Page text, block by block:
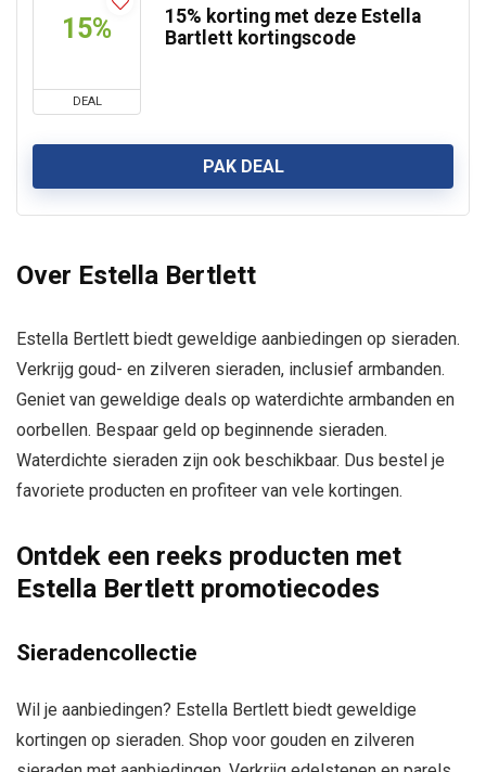
15%
DEAL
15% korting met deze Estella
Bartlett kortingscode
PAK DEAL
Over Estella Bertlett
Estella Bertlett biedt geweldige aanbiedingen op sieraden.
Verkrijg goud- en zilveren sieraden, inclusief armbanden.
Geniet van geweldige deals op waterdichte armbanden en
oorbellen. Bespaar geld op beginnende sieraden.
Waterdichte sieraden zijn ook beschikbaar. Dus bestel je
favoriete producten en profiteer van vele kortingen.
Ontdek een reeks producten met
Estella Bertlett promotiecodes
Sieradencollectie
Wil je aanbiedingen? Estella Bertlett biedt geweldige
kortingen op sieraden. Shop voor gouden en zilveren